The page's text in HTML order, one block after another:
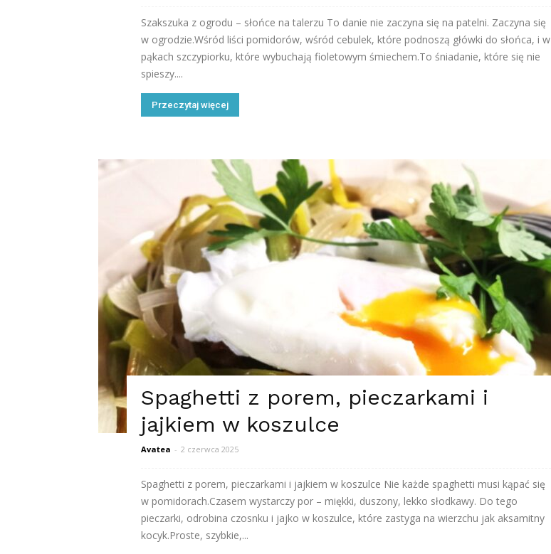
Szakszuka z ogrodu – słońce na talerzu To danie nie zaczyna się na patelni. Zaczyna się
w ogrodzie.Wśród liści pomidorów, wśród cebulek, które podnoszą główki do słońca, i w
pąkach szczypiorku, które wybuchają fioletowym śmiechem.To śniadanie, które się nie
spieszy....
Przeczytaj więcej
Spaghetti z porem, pieczarkami i
jajkiem w koszulce
Avatea - 2 czerwca 2025
Spaghetti z porem, pieczarkami i jajkiem w koszulce Nie każde spaghetti musi kąpać się
w pomidorach.Czasem wystarczy por – miękki, duszony, lekko słodkawy. Do tego
pieczarki, odrobina czosnku i jajko w koszulce, które zastyga na wierzchu jak aksamitny
kocyk.Proste, szybkie,...